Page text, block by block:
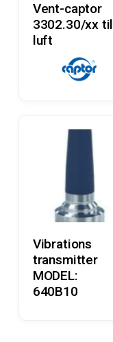
Vent-captor
3302.30/xx til
luft
Vibrations
transmitter
MODEL:
640B10